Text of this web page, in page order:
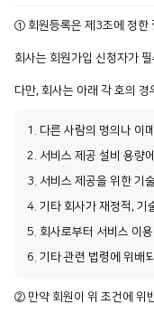
① 회원등록은 제3조에 정한
회사는 회원가입 신청자가
다만, 회사는 아래 각 호의
1. 다른 사람의 명의나 이
2. 서비스 제공 설비 용량
3. 서비스 제공을 위한 기
4. 기타 회사가 재정적, 기
5. 회사로부터 서비스 이
6. 기타 관련 법령에 위배
② 만약 회원이 위 조건에 위